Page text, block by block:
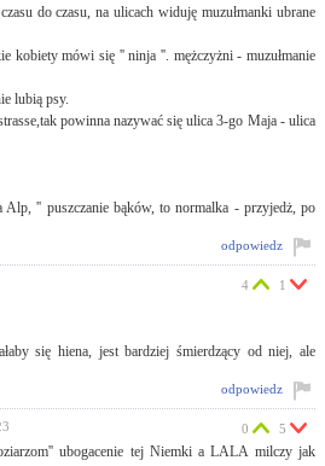
do czasu, na ulicach widuję muzułmanki ubrane
kobiety mówi się '' ninja ''. mężczyżni - muzułmanie
lubią psy.
powinna nazywać się ulica 3-go Maja - ulica
'' puszczanie bąków, to normalka - przyjedż, po
odpowiedz
się hiena, jest bardziej śmierdzący od niej, ale
4 1
odpowiedz
ubogacenie tej Niemki a LALA milczy jak
0 5